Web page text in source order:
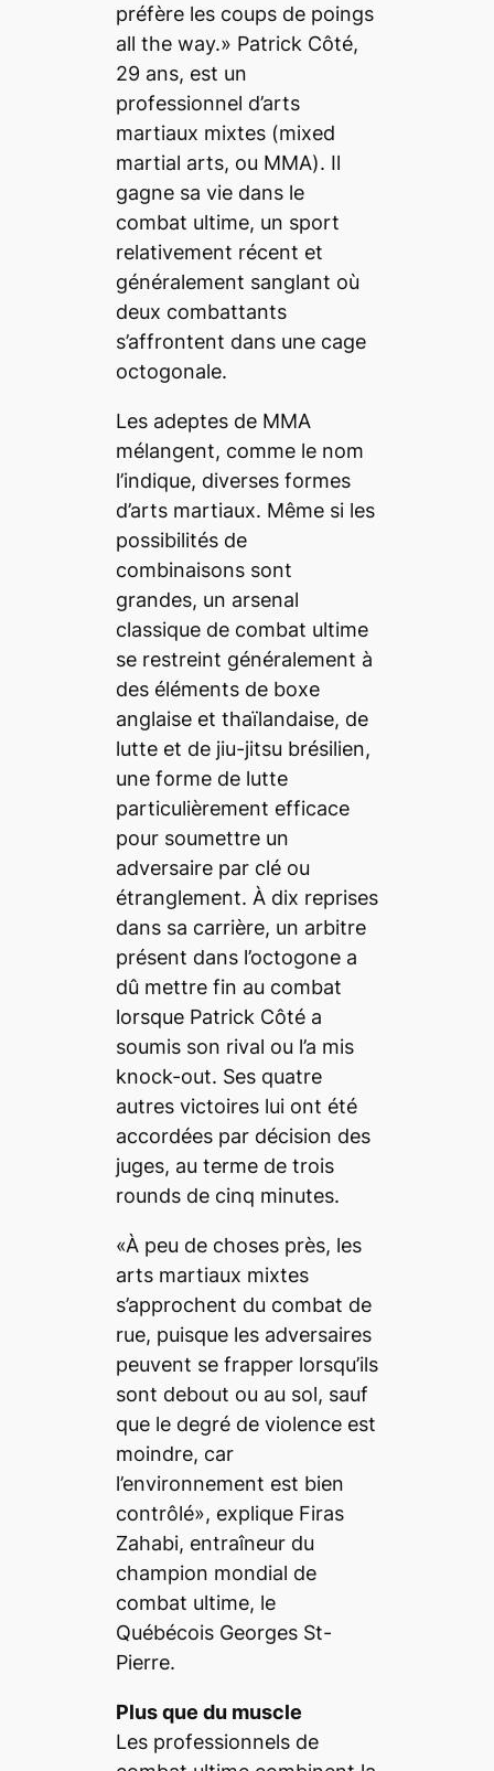
préfère les coups de poings
all the way.» Patrick Côté,
29 ans, est un
professionnel d’arts
martiaux mixtes (mixed
martial arts, ou MMA). Il
gagne sa vie dans le
combat ultime, un sport
relativement récent et
généralement sanglant où
deux combattants
s’affrontent dans une cage
octogonale.
Les adeptes de MMA
mélangent, comme le nom
l’indique, diverses formes
d’arts martiaux. Même si les
possibilités de
combinaisons sont
grandes, un arsenal
classique de combat ultime
se restreint généralement à
des éléments de boxe
anglaise et thaïlandaise, de
lutte et de jiu-jitsu brésilien,
une forme de lutte
particulièrement efficace
pour soumettre un
adversaire par clé ou
étranglement. À dix reprises
dans sa carrière, un arbitre
présent dans l’octogone a
dû mettre fin au combat
lorsque Patrick Côté a
soumis son rival ou l’a mis
knock-out. Ses quatre
autres victoires lui ont été
accordées par décision des
juges, au terme de trois
rounds de cinq minutes.
«À peu de choses près, les
arts martiaux mixtes
s’approchent du combat de
rue, puisque les adversaires
peuvent se frapper lorsqu’ils
sont debout ou au sol, sauf
que le degré de violence est
moindre, car
l’environnement est bien
contrôlé», explique Firas
Zahabi, entraîneur du
champion mondial de
combat ultime, le
Québécois Georges St-
Pierre.
Plus que du muscle
Les professionnels de